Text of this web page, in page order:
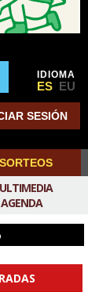
IDIOMA
ES EU
SESIÓN
SORTEOS
AGENDA